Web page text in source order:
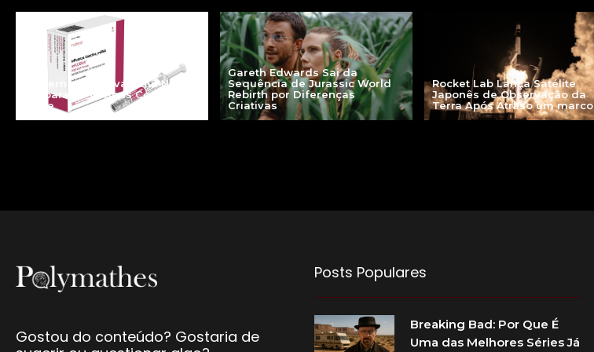
Moderna mFlusiva: uma Nova
Era para as Vacinas Contra a
Gripe
Gareth Edwards Sai da
Sequência de Jurassic World
Rebirth por Diferenças
Criativas
Rocket Lab Lança Satélite
Japonês de Observação da
Terra Após Atraso um marco
Gostou do conteúdo? Gostaria de
Posts Populares
Breaking Bad: Por Que É
Uma das Melhores Séries Já